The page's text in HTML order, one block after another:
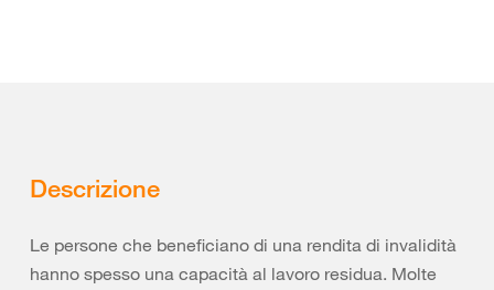
Descrizione
Le persone che beneficiano di una rendita di invalidità
hanno spesso una capacità al lavoro residua. Molte